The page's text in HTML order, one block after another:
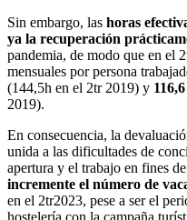
Sin embargo, las horas
ya la recuperación
pandemia, de modo que en el
mensuales por persona
(144,5h en el 2tr 2019) y
2019).
En consecuencia, la
unida a las dificultades de
apertura y el trabajo en fines
incremente el número de
en el 2tr2023, pese a ser el
hostelería con la campaña